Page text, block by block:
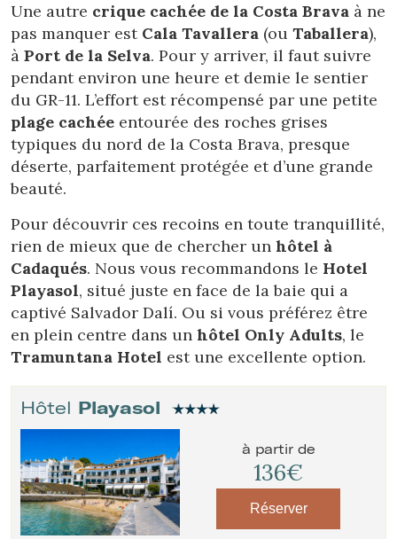
Une autre crique cachée de la Costa Brava à ne
pas manquer est Cala Tavallera (ou Taballera),
à Port de la Selva. Pour y arriver, il faut suivre
pendant environ une heure et demie le sentier
du GR-11. L’effort est récompensé par une petite
plage cachée entourée des roches grises
typiques du nord de la Costa Brava, presque
déserte, parfaitement protégée et d’une grande
beauté.
Pour découvrir ces recoins en toute tranquillité,
rien de mieux que de chercher un hôtel à
Cadaqués. Nous vous recommandons le Hotel
Playasol, situé juste en face de la baie qui a
captivé Salvador Dalí. Ou si vous préférez être
en plein centre dans un hôtel Only Adults, le
Tramuntana Hotel est une excellente option.
Hôtel Playasol
à partir de
136€
Réserver
Modifier les cookies